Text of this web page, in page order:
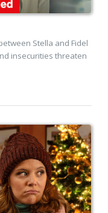
Stella and Fidel
insecurities threaten